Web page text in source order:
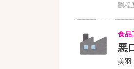
割程
食品
悪
美羽